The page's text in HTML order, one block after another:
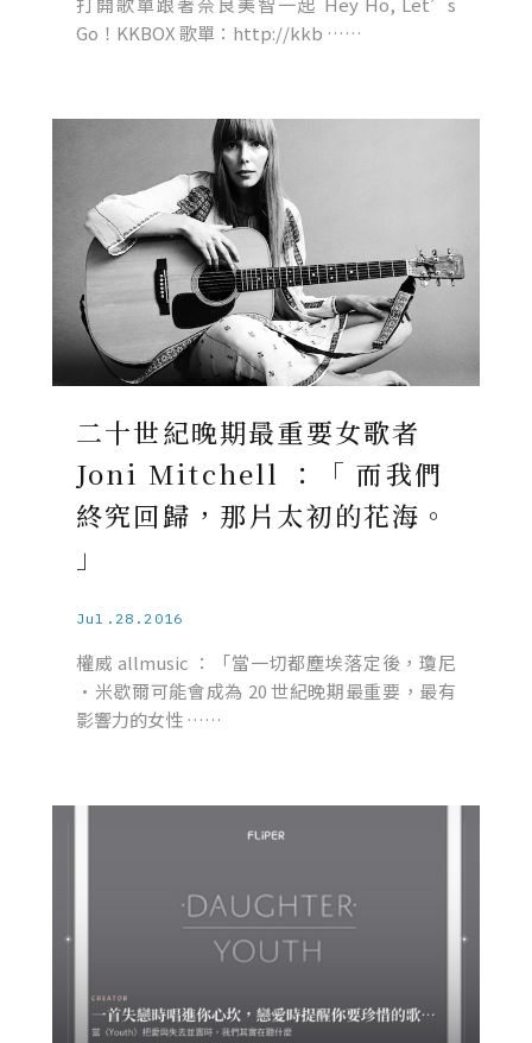
Go！KKBOX 歌單：http://kkb ……
二十世紀晚期最重要女歌者
Joni Mitchell ：「 而我們
終究回歸，那片太初的花海。
」
Jul.28.2016
權威 allmusic ：「當一切都塵埃落定後，瓊尼
·米歇爾可能會成為 20 世紀晚期最重要，最有
影響力的女性 ……